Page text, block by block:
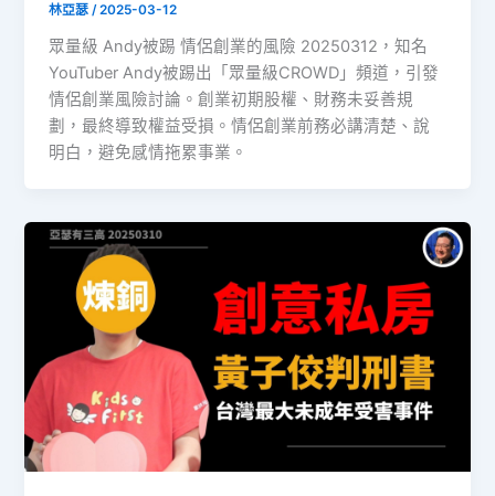
林亞瑟 /2025-03-12
眾量級 Andy被踢 情侶創業的風險 20250312，知名
YouTuber Andy被踢出「眾量級CROWD」頻道，引發
情侶創業風險討論。創業初期股權、財務未妥善規
劃，最終導致權益受損。情侶創業前務必講清楚、說
明白，避免感情拖累事業。